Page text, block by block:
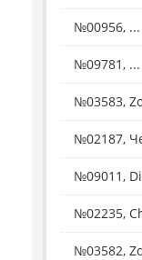
№00956, ...
№09781, ...
№03583,
№02187,
№09011,
№02235,
№03582,